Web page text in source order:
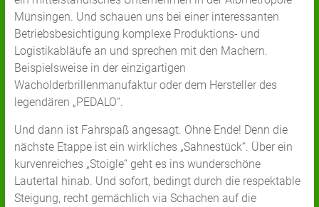
Münsingen. Und schauen uns bei einer interessanten
Betriebsbesichtigung komplexe Produktions- und
Logistikabläufe an und sprechen mit den Machern.
Beispielsweise in der einzigartigen
Wacholderbrillenmanufaktur oder dem Hersteller des
legendären „PEDALO“.
Und dann ist Fahrspaß angesagt. Ohne Ende! Denn die
nächste Etappe ist ein wirkliches „Sahnestück“. Über ein
kurvenreiches „Stoigle“ geht es ins wunderschöne
Lautertal hinab. Und sofort, bedingt durch die respektable
Steigung, recht gemächlich via Schachen auf die